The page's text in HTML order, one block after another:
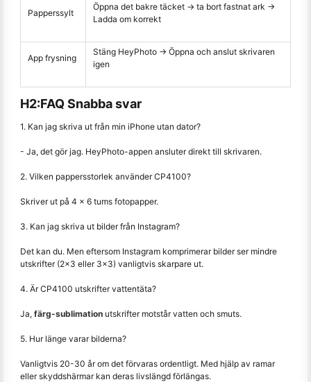
Papperssylt
Öppna det bakre täcket → ta bort fastnat ark →
Ladda om korrekt
App frysning
Stäng HeyPhoto → Öppna och anslut skrivaren
igen
H2:FAQ Snabba svar
1. Kan jag skriva ut från min iPhone utan dator?
- Ja, det gör jag. HeyPhoto-appen ansluter direkt till skrivaren.
2. Vilken pappersstorlek använder CP4100?
Skriver ut på 4 x 6 tums fotopapper.
3. Kan jag skriva ut bilder från Instagram?
Det kan du. Men eftersom Instagram komprimerar bilder ser mindre
utskrifter (2x3 eller 3x3) vanligtvis skarpare ut.
4. Är CP4100 utskrifter vattentäta?
Ja, färg-sublimation utskrifter motstår vatten och smuts.
5. Hur länge varar bilderna?
Vanligtvis 20-30 år om det förvaras ordentligt. Med hjälp av ramar
eller skyddshärmar kan deras livslängd förlängas.